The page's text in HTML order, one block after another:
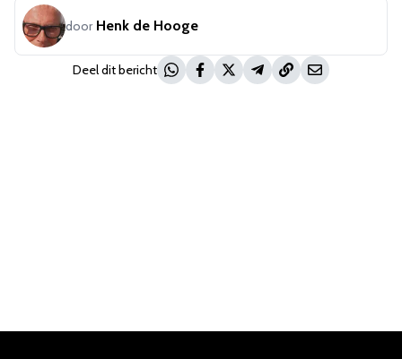
door Henk de Hooge
Deel dit bericht